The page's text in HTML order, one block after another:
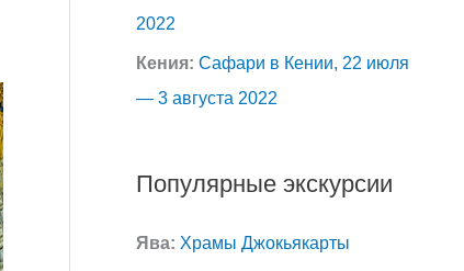
2022
Кения: Сафари в Кении, 22 июля
— 3 августа 2022
Популярные экскурсии
Ява: Храмы Джокьякарты